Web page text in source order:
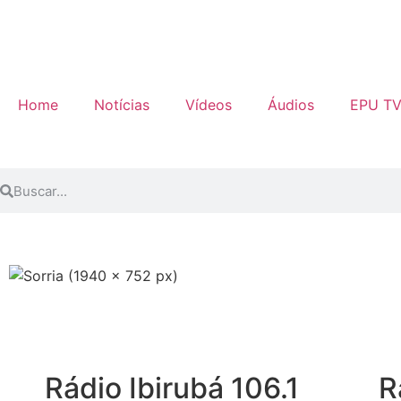
Home Notícias Vídeos Áudios EPU TV
Rádio Ibirubá 106.1